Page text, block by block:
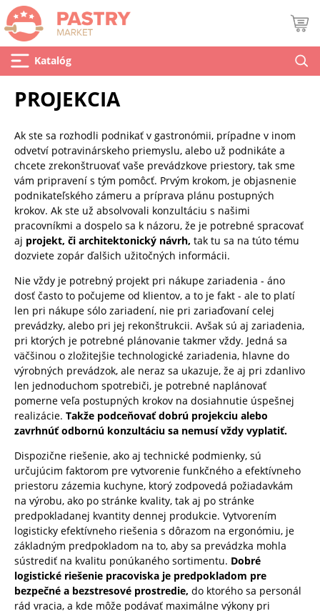
Katalóg
PROJEKCIA
Ak ste sa rozhodli podnikať v gastronómii, prípadne v inom
odvetví potravinárskeho priemyslu, alebo už podnikáte a
chcete zrekonštruovať vaše prevádzkove priestory, tak sme
vám pripravení s tým pomôcť. Prvým krokom, je objasnenie
podnikateľského zámeru a príprava plánu postupných
krokov. Ak ste už absolvovali konzultáciu s našimi
pracovníkmi a dospelo sa k názoru, že je potrebné spracovať
aj projekt, či architektonický návrh, tak tu sa na túto tému
dozviete zopár ďalšich užitočných informácii.
Nie vždy je potrebný projekt pri nákupe zariadenia - áno
dosť často to počujeme od klientov, a to je fakt - ale to platí
len pri nákupe sólo zariadení, nie pri zariaďovaní celej
prevádzky, alebo pri jej rekonštrukcii. Avšak sú aj zariadenia,
pri ktorých je potrebné plánovanie takmer vždy. Jedná sa
väčšinou o zložitejšie technologické zariadenia, hlavne do
výrobných prevádzok, ale neraz sa ukazuje, že aj pri zdanlivo
len jednoduchom spotrebiči, je potrebné naplánovať
pomerne veľa postupných krokov na dosiahnutie úspešnej
realizácie. Takže podceňovať dobrú projekciu alebo
zavrhnúť odbornú konzultáciu sa nemusí vždy vyplatiť.
Dispozične riešenie, ako aj technické podmienky, sú
určujúcim faktorom pre vytvorenie funkčného a efektívneho
priestoru zázemia kuchyne, ktorý zodpovedá požiadavkám
na výrobu, ako po stránke kvality, tak aj po stránke
predpokladanej kvantity dennej produkcie. Vytvorením
logisticky efektívneho riešenia s dôrazom na ergonómiu, je
základným predpokladom na to, aby sa prevádzka mohla
sústrediť na kvalitu ponúkaného sortimentu. Dobré
logistické riešenie pracoviska je predpokladom pre
bezpečné a bezstresové prostredie, do ktorého sa personál
rád vracia, a kde môže podávať maximálne výkony pri